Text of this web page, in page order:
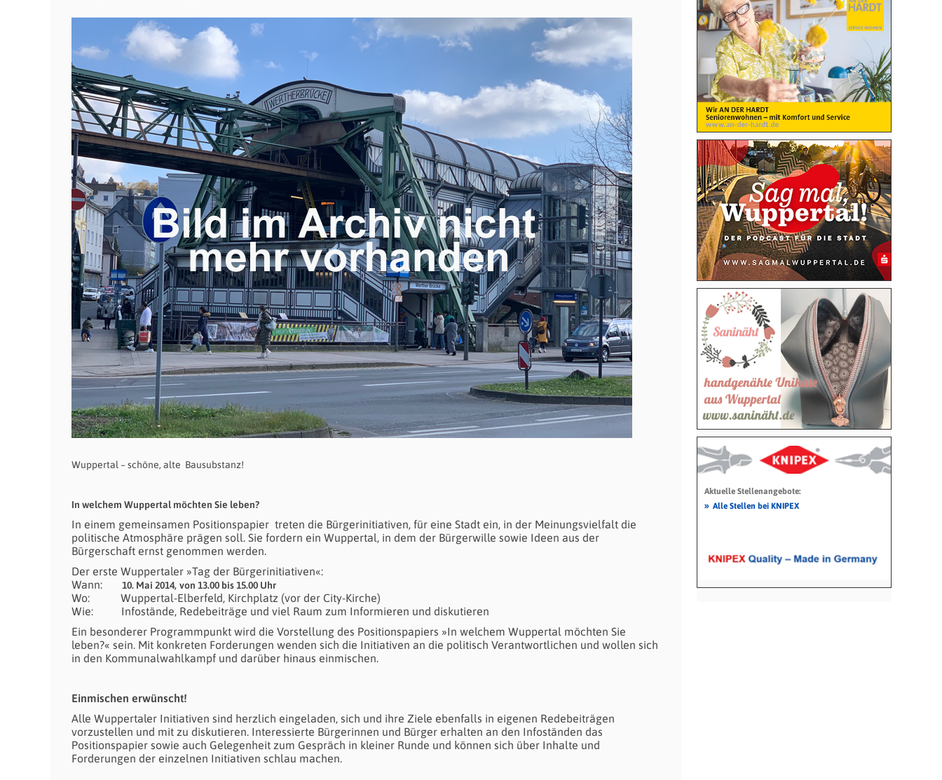
Wuppertal – schöne, alte Bausubstanz!
In welchem Wuppertal möchten Sie leben?
In einem gemeinsamen Positionspapier treten die Bürgerinitiativen, für eine Stadt ein, in der Meinungsvielfalt die
politische Atmosphäre prägen soll. Sie fordern ein Wuppertal, in dem der Bürgerwille sowie Ideen aus der
Bürgerschaft ernst genommen werden.
Der erste Wuppertaler »Tag der Bürgerinitiativen«:
Wann: 10. Mai 2014, von 13.00 bis 15.00 Uhr
Wo: Wuppertal-Elberfeld, Kirchplatz (vor der City-Kirche)
Wie: Infostände, Redebeiträge und viel Raum zum Informieren und diskutieren
Ein besonderer Programmpunkt wird die Vorstellung des Positionspapiers »In welchem Wuppertal möchten Sie
leben?« sein. Mit konkreten Forderungen wenden sich die Initiativen an die politisch Verantwortlichen und wollen sich
in den Kommunalwahlkampf und darüber hinaus einmischen.
Einmischen erwünscht!
Alle Wuppertaler Initiativen sind herzlich eingeladen, sich und ihre Ziele ebenfalls in eigenen Redebeiträgen
vorzustellen und mit zu diskutieren. Interessierte Bürgerinnen und Bürger erhalten an den Infoständen das
Positionspapier sowie auch Gelegenheit zum Gespräch in kleiner Runde und können sich über Inhalte und
Forderungen der einzelnen Initiativen schlau machen.
Aktuelle Stellenangebote:
» Alle Stellen bei KNIPEX